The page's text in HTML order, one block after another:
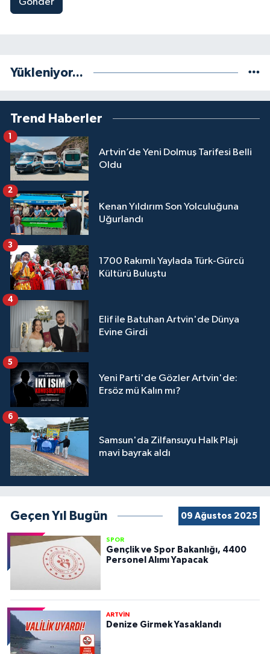
Yükleniyor...
Trend Haberler
Artvin’de Yeni Dolmuş Tarifesi Belli
Oldu
1
Kenan Yıldırım Son Yolculuğuna
Uğurlandı
2
1700 Rakımlı Yaylada Türk-Gürcü
Kültürü Buluştu
3
Elif ile Batuhan Artvin'de Dünya
Evine Girdi
4
Yeni Parti'de Gözler Artvin'de:
Ersöz mü Kalın mı?
5
Samsun'da Zilfansuyu Halk Plajı
mavi bayrak aldı
6
Geçen Yıl Bugün 09 Ağustos 2025
SPOR
Gençlik ve Spor Bakanlığı, 4400
Personel Alımı Yapacak
ARTVİN
Denize Girmek Yasaklandı